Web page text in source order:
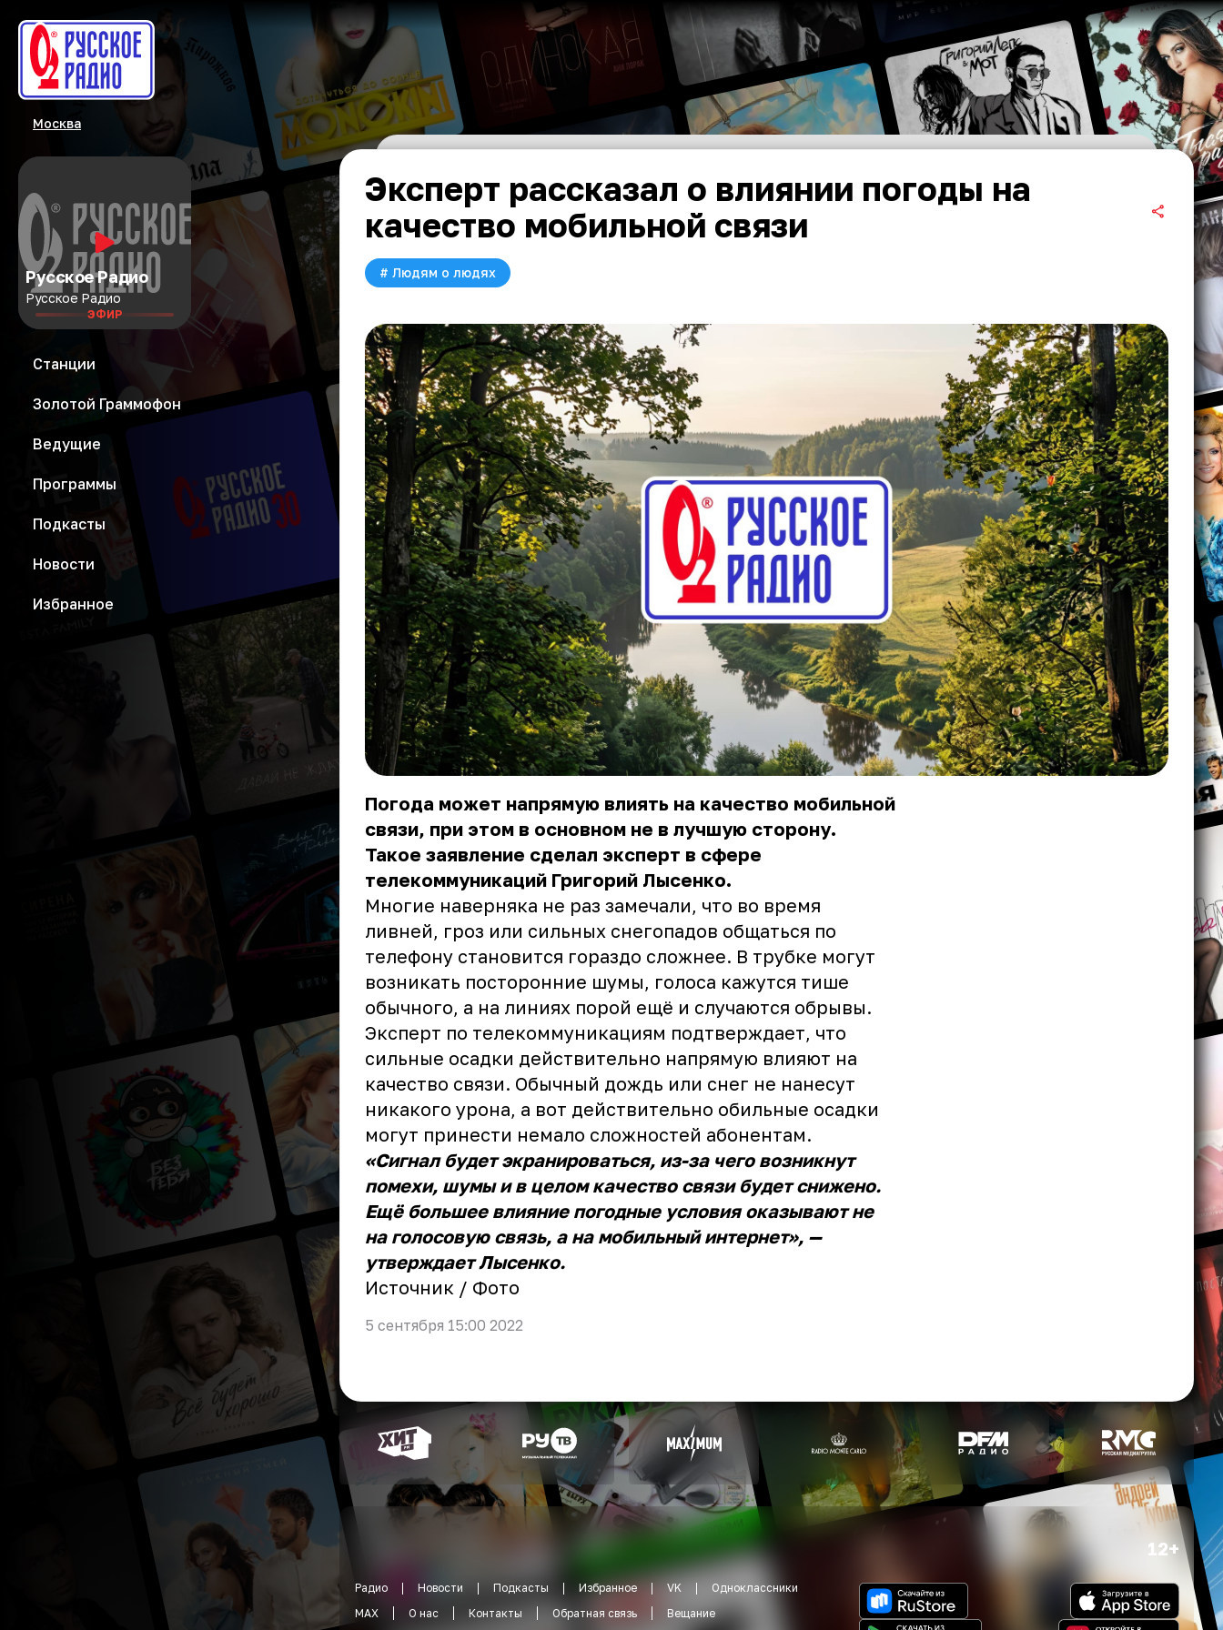
Москва
Русское Радио
Русское Радио
ЭФИР
Станции
Золотой Граммофон
Ведущие
Программы
Подкасты
Новости
Избранное
Эксперт рассказал о влиянии погоды на
качество мобильной связи
# Людям о людях
Погода может напрямую влиять на качество мобильной
связи, при этом в основном не в лучшую сторону.
Такое заявление сделал эксперт в сфере
телекоммуникаций Григорий Лысенко.
Многие наверняка не раз замечали, что во время
ливней, гроз или сильных снегопадов общаться по
телефону становится гораздо сложнее. В трубке могут
возникать посторонние шумы, голоса кажутся тише
обычного, а на линиях порой ещё и случаются обрывы.
Эксперт по телекоммуникациям подтверждает, что
сильные осадки действительно напрямую влияют на
качество связи. Обычный дождь или снег не нанесут
никакого урона, а вот действительно обильные осадки
могут принести немало сложностей абонентам.
«Сигнал будет экранироваться, из-за чего возникнут
помехи, шумы и в целом качество связи будет снижено.
Ещё большее влияние погодные условия оказывают не
на голосовую связь, а на мобильный интернет», —
утверждает Лысенко.
Источник / Фото
5 сентября 15:00 2022
12+
Радио Новости Подкасты Избранное VK
Одноклассники
MAX
О нас Контакты Обратная связь Вещание